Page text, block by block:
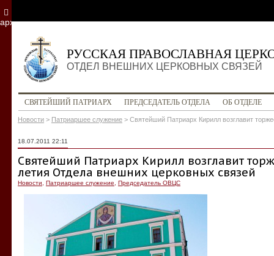
РУССКАЯ ПРАВОСЛАВНАЯ
ОТДЕЛ ВНЕШНИХ ЦЕРКОВНЫХ СВЯЗЕЙ
СВЯТЕЙШИЙ ПАТРИАРХ ПРЕДСЕДАТЕЛЬ ОТДЕЛА ОБ ОТДЕЛЕ
Новости > Патриаршее служение > Святейший Патриарх Кирилл возглавит
18.07.2011 22:11
Святейший Патриарх Кирилл возглавит
летия Отдела внешних церковных связей
Новости Патриаршее служение Председатель ОВЦС
архив